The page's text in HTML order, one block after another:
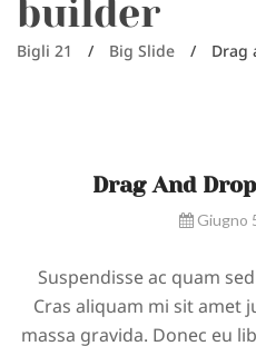
builder
Bigli 21 / Big Slide / Drag
Drag And
Giugno
Suspendisse ac quam
Cras aliquam mi sit amet
massa gravida. Donec eu